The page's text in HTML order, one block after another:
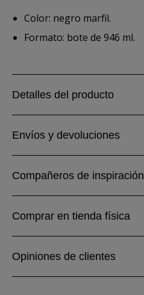
Color: negro marfil.
Formato: bote de 946 ml.
Detalles del producto
Envíos y devoluciones
Compañeros de inspiración
Comprar en tienda física
Opiniones de clientes